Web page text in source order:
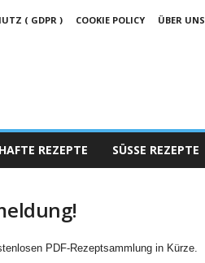
( GDPR ) COOKIE POLICY ÜBER UNS
REZEPTE SÜSSE REZEPTE
PDF-Rezeptsammlung in Kürze.